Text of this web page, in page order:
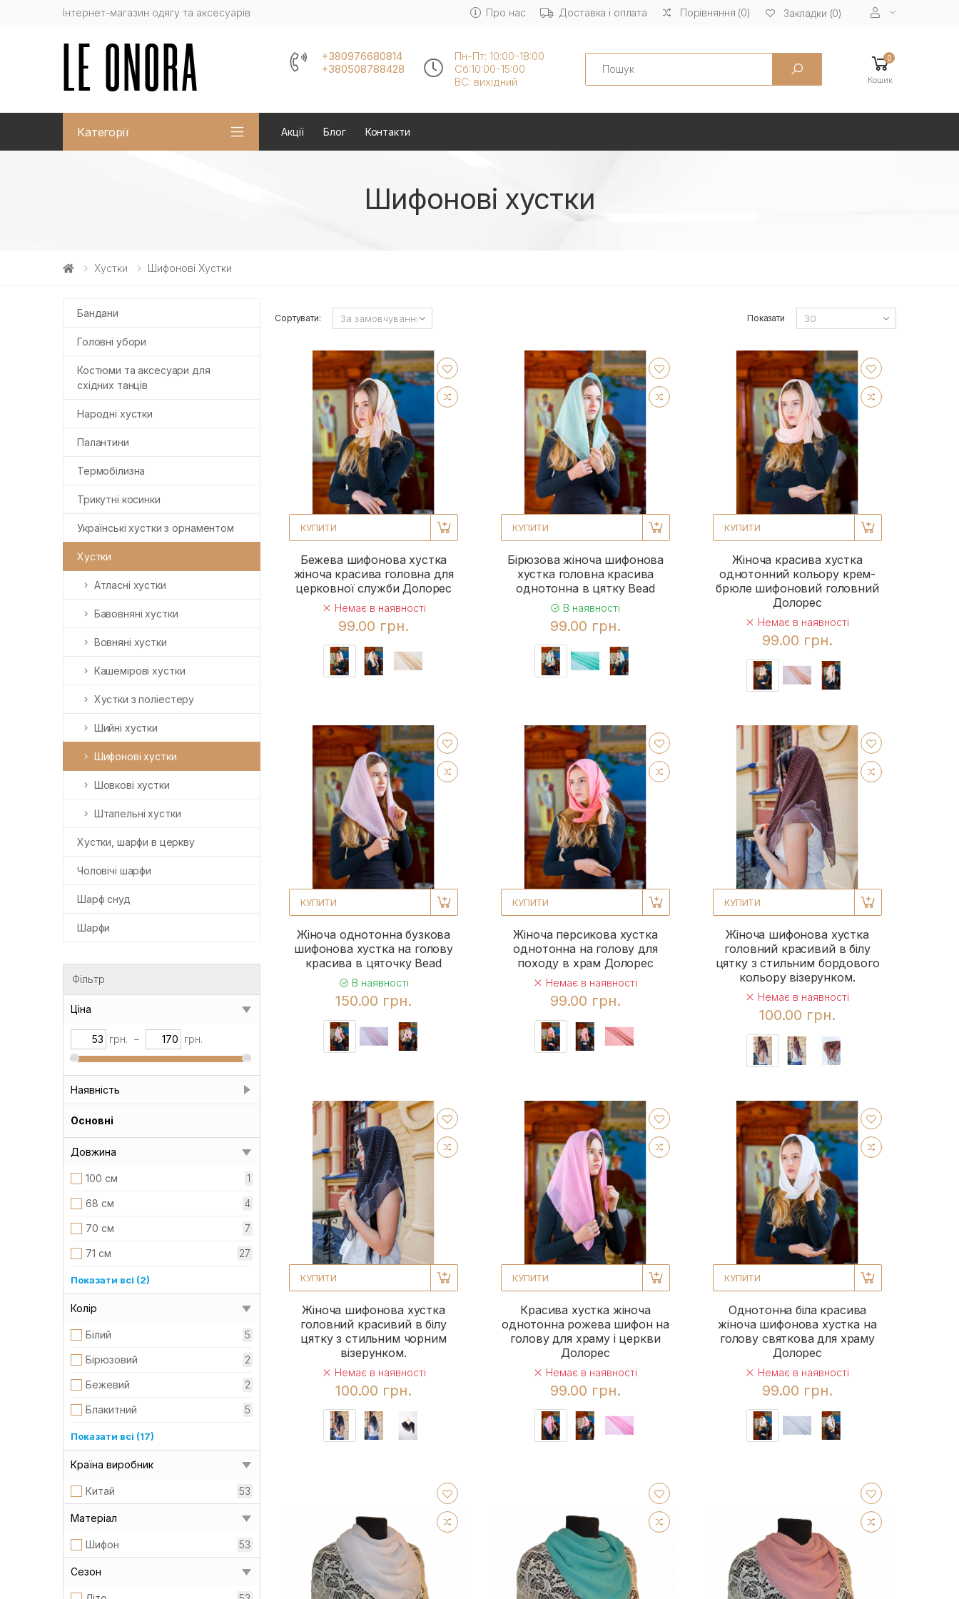
Інтернет-магазин одягу та аксесуарів Про нас Доставка і оплата Порівняння (0) Закладки (0)
+380976680814
+380508788428
Пн-Пт: 10:00-18:00
Сб:10:00-15:00
ВС: вихідний
Search 0
Кошик
Категорії Акції Блог Контакти
Шифонові хустки
Хустки Шифонові Хустки
Бандани
Головні убори
Костюми та аксесуари для
східних танців
Народні хустки
Палантини
Термобілизна
Трикутні косинки
Українські хустки з орнаментом
Хустки
Атласні хустки
Бавовняні хустки
Вовняні хустки
Кашемірові хустки
Хустки з поліестеру
Шийні хустки
Шифонові хустки
Шовкові хустки
Штапельні хустки
Хустки, шарфи в церкву
Чоловічі шарфи
Шарф снуд
Шарфи
Фільтр
Ціна
грн. – грн.
Наявність
Немає в наявності
Є в наявності 18
Основні
Довжина
100 см 1
68 см 4
70 см 7
71 см 27
80 см
81 см 5
Показати всі (2)
Колір
Білий 5
Бірюзовий 2
Бежевий 2
Блакитний 5
Бордовий
Бузковий 5
Жовтий 1
Кораловий 1
Показати всі (17)
Країна виробник
Китай 53
Матеріал
Шифон 53
Сезон
Сортувати: Показати
КУПИТИ
Бежева шифонова хустка
жіноча красива головна для
церковної служби Долорес
Немає в наявності
99.00 грн.
КУПИТИ
Бірюзова жіноча шифонова
хустка головна красива
однотонна в цятку Bead
В наявності
99.00 грн.
КУПИТИ
Жіноча красива хустка
однотонний кольору крем-
брюле шифоновий головний
Долорес
Немає в наявності
99.00 грн.
КУПИТИ
Жіноча однотонна бузкова
шифонова хустка на голову
красива в цяточку Bead
В наявності
150.00 грн.
КУПИТИ
Жіноча персикова хустка
однотонна на голову для
походу в храм Долорес
Немає в наявності
99.00 грн.
КУПИТИ
Жіноча шифонова хустка
головний красивий в білу
цятку з стильним бордового
кольору візерунком.
Немає в наявності
100.00 грн.
КУПИТИ
Жіноча шифонова хустка
головний красивий в білу
цятку з стильним чорним
візерунком.
Немає в наявності
100.00 грн.
КУПИТИ
Красива хустка жіноча
однотонна рожева шифон на
голову для храму і церкви
Долорес
Немає в наявності
99.00 грн.
КУПИТИ
Однотонна біла красива
жіноча шифонова хустка на
голову святкова для храму
Долорес
Немає в наявності
99.00 грн.